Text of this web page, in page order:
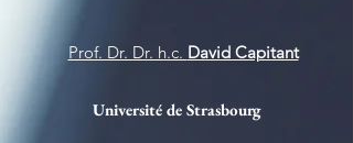
Prof. Dr. Dr. h.c. David Capitant
Université de Strasbourg